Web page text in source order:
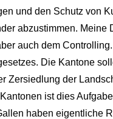
und den Schutz von
abzustimmen. Meine
auch dem
Die Kantone
Zersiedlung der
ist dies
haben eigentliche